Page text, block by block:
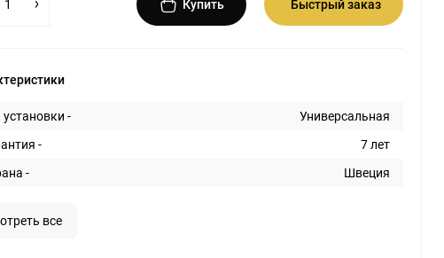
Купить Быстрый заказ
установки -
Универсальная
-
7 лет
-
Швеция
все